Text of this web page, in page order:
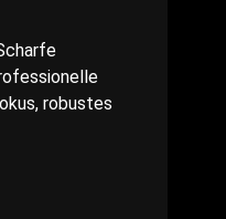
robustes